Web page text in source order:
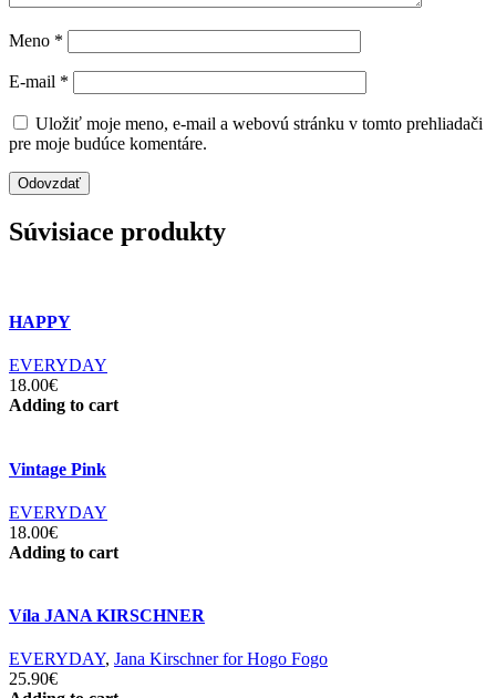
Meno *
E-mail *
Uložiť moje meno, e-mail a webovú stránku v tomto prehliadači
pre moje budúce komentáre.
Súvisiace produkty
HAPPY
EVERYDAY
18.00€
Adding to cart
Vintage Pink
EVERYDAY
18.00€
Adding to cart
Víla JANA KIRSCHNER
EVERYDAY, Jana Kirschner for Hogo Fogo
25.90€